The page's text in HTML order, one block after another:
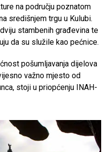
na području poznatom
središnjem trgu u Kulubi.
stambenih građevina te
da su služile kao pećnice.
pošumljavanja dijelova
važno mjesto od
stoji u priopćenju INAH-